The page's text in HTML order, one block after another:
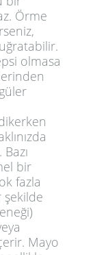
Örme
uğratabilir.
olmasa
bir
fazla
şekilde
Mayo